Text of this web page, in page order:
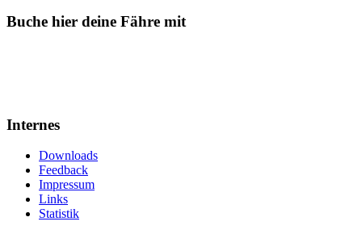
Buche hier deine Fähre mit
Internes
Downloads
Feedback
Impressum
Links
Statistik